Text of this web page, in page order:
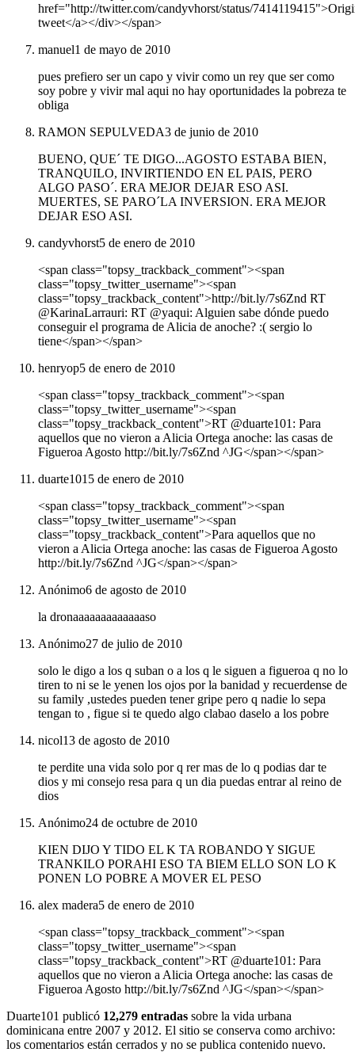
href="http://twitter.com/candyvhorst/status/
tweet</a></div></span>
manuel1 de mayo de 2010
pues prefiero ser un capo y vivir como un rey que ser como
soy pobre y vivir mal aqui no hay oportunidades la pobreza te
obliga
RAMON SEPULVEDA3 de junio de 2010
BUENO, QUE´ TE DIGO...AGOSTO ESTABA BIEN,
TRANQUILO, INVIRTIENDO EN EL PAIS, PERO
ALGO PASO´. ERA MEJOR DEJAR ESO ASI.
MUERTES, SE PARO´LA INVERSION. ERA MEJOR
DEJAR ESO ASI.
candyvhorst5 de enero de 2010
<span class="topsy_trackback_comment"><span
class="topsy_twitter_username"><span
class="topsy_trackback_content">http://bit.ly/7s6Znd RT
@KarinaLarrauri: RT @yaqui: Alguien sabe dónde puedo
conseguir el programa de Alicia de anoche? :( sergio lo
tiene</span></span>
henryop5 de enero de 2010
<span class="topsy_trackback_comment"><span
class="topsy_twitter_username"><span
class="topsy_trackback_content">RT @duarte101: Para
aquellos que no vieron a Alicia Ortega anoche: las casas de
Figueroa Agosto http://bit.ly/7s6Znd ^JG</span></span>
duarte101 5 de enero de 2010
<span class="topsy_trackback_comment"><span
class="topsy_twitter_username"><span
class="topsy_trackback_content">Para aquellos que no
vieron a Alicia Ortega anoche: las casas de Figueroa Agosto
http://bit.ly/7s6Znd ^JG</span></span>
Anónimo6 de agosto de 2010
la dronaaaaaaaaaaaaaso
Anónimo27 de julio de 2010
solo le digo a los q suban o a los q le siguen a figueroa q no lo
tiren to ni se le yenen los ojos por la banidad y recuerdense de
su family ,ustedes pueden tener gripe pero q nadie lo sepa
tengan to , figue si te quedo algo clabao daselo a los pobre
nicol13 de agosto de 2010
te perdite una vida solo por q rer mas de lo q podias dar te
dios y mi consejo resa para q un dia puedas entrar al reino de
dios
Anónimo24 de octubre de 2010
KIEN DIJO Y TIDO EL K TA ROBANDO Y SIGUE
TRANKILO PORAHI ESO TA BIEM ELLO SON LO K
PONEN LO POBRE A MOVER EL PESO
alex madera5 de enero de 2010
<span class="topsy_trackback_comment"><span
class="topsy_twitter_username"><span
class="topsy_trackback_content">RT @duarte101: Para
aquellos que no vieron a Alicia Ortega anoche: las casas de
Figueroa Agosto http://bit.ly/7s6Znd ^JG</span></span>
Duarte101 publicó 12,279 entradas sobre la vida urbana
dominicana entre 2007 y 2012. El sitio se conserva como archivo:
los comentarios están cerrados y no se publica contenido nuevo.